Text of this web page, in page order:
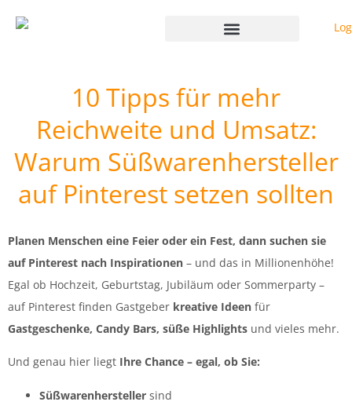
10 Tipps für mehr
Reichweite und Umsatz:
Warum Süßwarenhersteller
auf Pinterest setzen sollten
Planen Menschen eine Feier oder ein Fest, dann suchen sie
auf Pinterest nach Inspirationen – und das in Millionenhöhe!
Egal ob Hochzeit, Geburtstag, Jubiläum oder Sommerparty –
auf Pinterest finden Gastgeber kreative Ideen für
Gastgeschenke, Candy Bars, süße Highlights und vieles mehr.
Und genau hier liegt Ihre Chance – egal, ob Sie:
Süßwarenhersteller sind